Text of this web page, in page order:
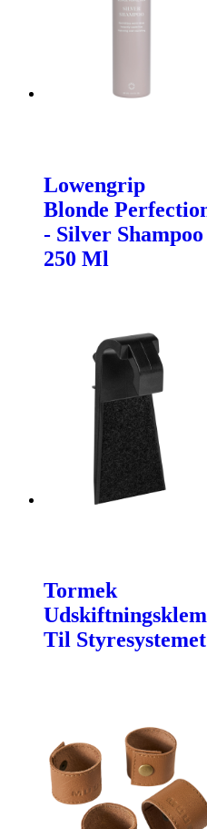
Lowengrip
Blonde
- Silver Shampoo
250 Ml
Tormek
Til Styresystemet